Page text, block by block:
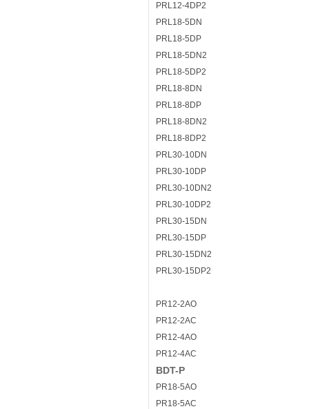
PRL12-4DP2
PRL18-5DN
PRL18-5DP
PRL18-5DN2
PRL18-5DP2
PRL18-8DN
PRL18-8DP
PRL18-8DN2
PRL18-8DP2
PRL30-10DN
PRL30-10DP
PRL30-10DN2
PRL30-10DP2
PRL30-15DN
PRL30-15DP
PRL30-15DN2
PRL30-15DP2
PR12-2AO
PR12-2AC
PR12-4AO
PR12-4AC
BDT-P
PR18-5AO
PR18-5AC